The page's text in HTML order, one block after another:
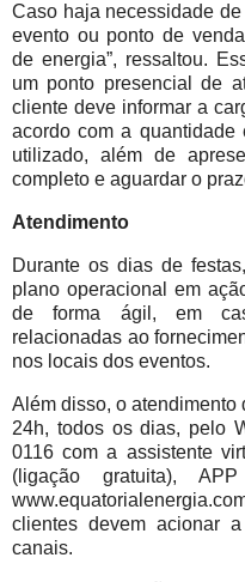
Caso haja necessidade
evento ou ponto de
de energia”, ressaltou.
um ponto presencial de
cliente deve informar a
acordo com a
utilizado, além de
completo e aguardar o
Atendimento
Durante os dias de
plano operacional em
de forma ágil, em
relacionadas ao
nos locais dos eventos.
Além disso, o atendimento
24h, todos os dias, pelo
0116 com a assistente
(ligação gratuita),
clientes devem acionar
canais.